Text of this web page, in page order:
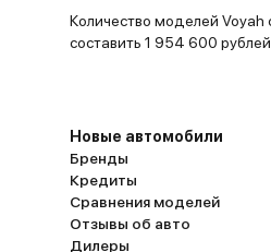
Количество моделей
составить 1 954 600 рублей.
Новые автомобили
Бренды
Кредиты
Сравнения моделей
Отзывы об авто
Дилеры